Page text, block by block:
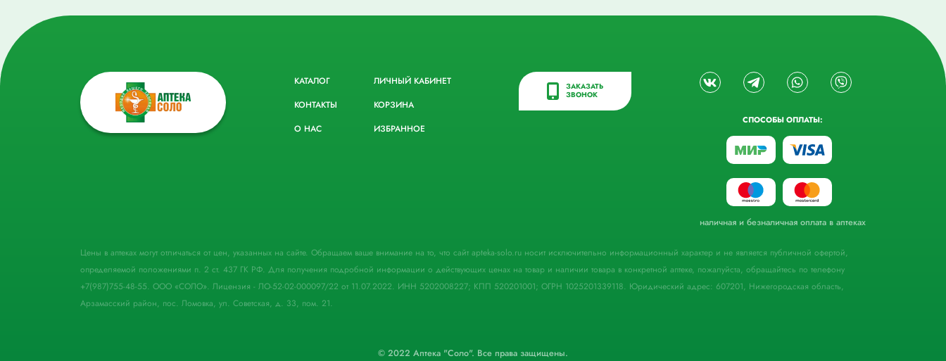
КАТАЛОГ
КОНТАКТЫ
О НАС
ЛИЧНЫЙ КАБИНЕТ
КОРЗИНА
ИЗБРАННОЕ
ЗАКАЗАТЬ
ЗВОНОК
СПОСОБЫ ОПЛАТЫ:
наличная и безналичная оплата в аптеках
Цены в аптеках могут отличаться от цен, указанных на сайте. Обращаем ваше внимание на то, что сайт apteka-solo.ru носит исключительно информационный характер и не является публичной офертой,
определяемой положениями п. 2 ст. 437 ГК РФ. Для получения подробной информации о действующих ценах на товар и наличии товара в конкретной аптеке, пожалуйста, обращайтесь по телефону
+7(987)755-48-55. ООО «СОЛО». Лицензия - ЛО-52-02-000097/22 от 11.07.2022. ИНН 5202008227; КПП 520201001; ОГРН 1025201339118. Юридический адрес: 607201, Нижегородская область,
Арзамасский район, пос. Ломовка, ул. Советская, д. 33, пом. 21.
© 2022 Аптека "Соло". Все права защищены.